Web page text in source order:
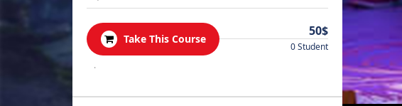
Take This Course
50$
0 Student
.